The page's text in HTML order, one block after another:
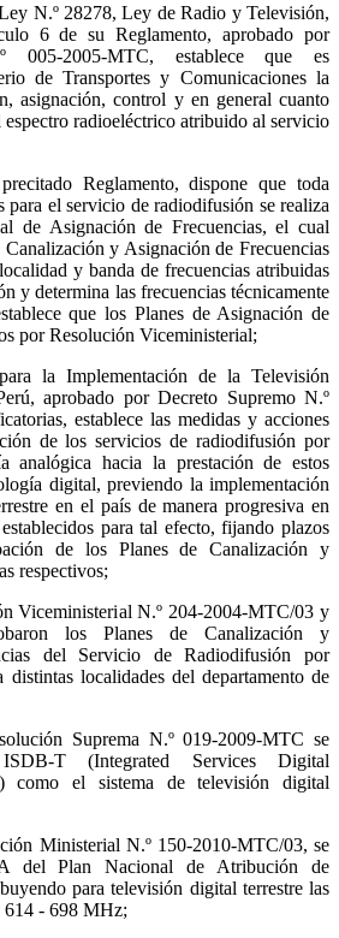
N.º 28278, Ley de Radio y Televisión,
6 de su Reglamento, aprobado por
005-2005-MTC, establece que es
de Transportes y Comunicaciones la
asignación, control y en general cuanto
radioeléctrico atribuido al servicio
Reglamento, dispone que toda
para el servicio de radiodifusión se realiza
de Asignación de Frecuencias, el cual
Canalización y Asignación de Frecuencias
y banda de frecuencias atribuidas
y determina las frecuencias técnicamente
que los Planes de Asignación de
por Resolución Viceministerial;
la Implementación de la Televisión
aprobado por Decreto Supremo N.º
establece las medidas y acciones
de los servicios de radiodifusión por
analógica hacia la prestación de estos
digital, previendo la implementación
en el país de manera progresiva en
para tal efecto, fijando plazos
de los Planes de Canalización y
respectivos;
Viceministerial N.º 204-2004-MTC/03 y
los Planes de Canalización y
del Servicio de Radiodifusión por
localidades del departamento de
Suprema N.º 019-2009-MTC se
T (Integrated Services Digital
como el sistema de televisión digital
Ministerial N.º 150-2010-MTC/03, se
del Plan Nacional de Atribución de
para televisión digital terrestre las
614 - 698 MHz;